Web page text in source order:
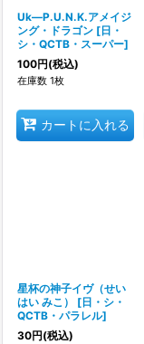
Uk―P.U.N.K.アメイジ
ング・ドラゴン [日・
シ・QCTB・スーパー]
100円(税込)
在庫数 1枚
カートに入れる
星杯の神子イヴ（せい
はい みこ）
[日・シ・
QCTB・パラレル]
30円(税込)